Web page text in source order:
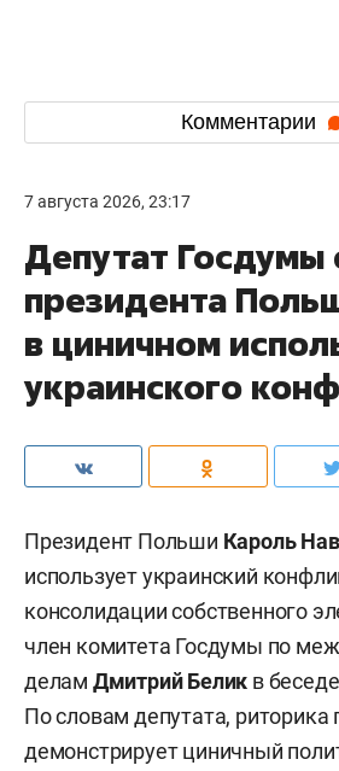
Комментарии
7 августа 2026, 23:17
Депутат Госдумы
президента
в циничном
украинского
Президент Польши Кароль
использует украинский
консолидации собственного
член комитета Госдумы по
делам Дмитрий Белик в
По словам депутата, риторика
демонстрирует циничный